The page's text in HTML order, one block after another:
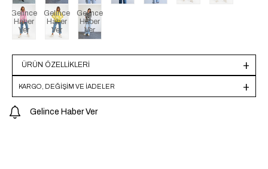
Gelince
Haber
Ver
Gelince
Haber
Ver
Gelince
Haber
Ver
ÜRÜN ÖZELLIKLERI
KARGO, DEĞİŞİM VE İADELER
Gelince Haber Ver